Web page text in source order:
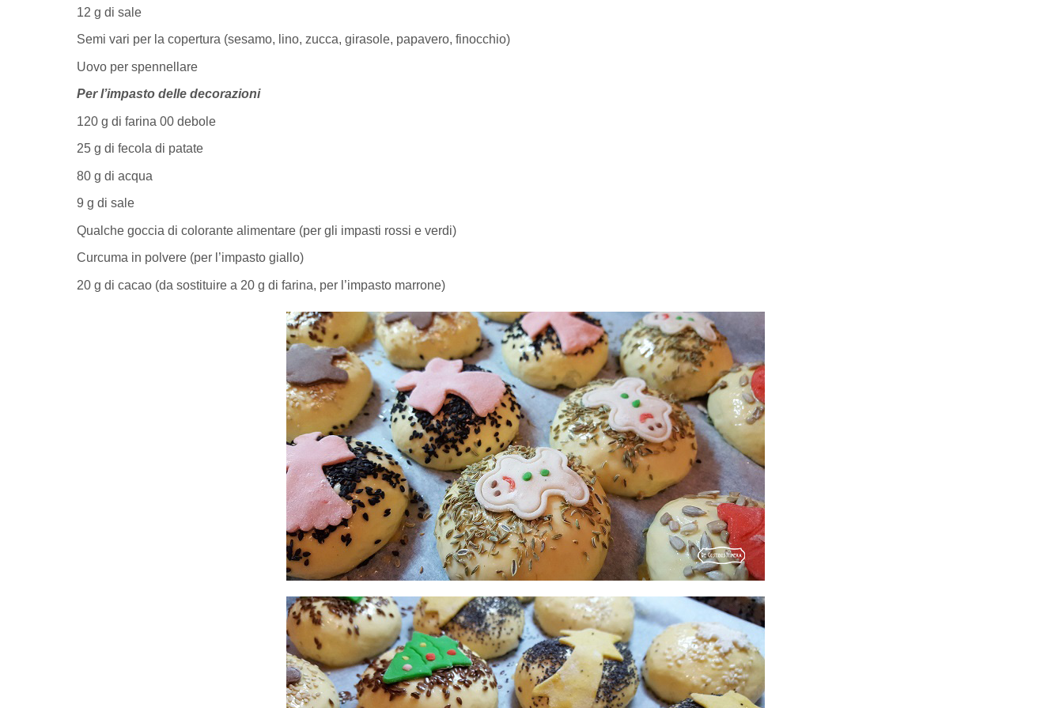
12 g di sale
Semi vari per la copertura (sesamo, lino, zucca, girasole, papavero, finocchio)
Uovo per spennellare
Per l’impasto delle decorazioni
120 g di farina 00 debole
25 g di fecola di patate
80 g di acqua
9 g di sale
Qualche goccia di colorante alimentare (per gli impasti rossi e verdi)
Curcuma in polvere (per l’impasto giallo)
20 g di cacao (da sostituire a 20 g di farina, per l’impasto marrone)